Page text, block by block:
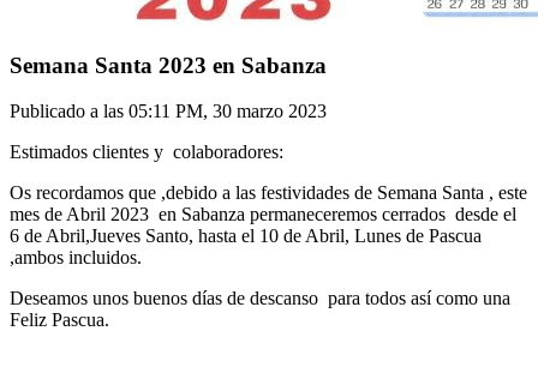
Semana Santa 2023 en Sabanza
Publicado a las 05:11 PM, 30 marzo 2023
Estimados clientes y colaboradores:
Os recordamos que ,debido a las festividades de Semana Santa , este
mes de Abril 2023 en Sabanza permaneceremos cerrados desde el
6 de Abril,Jueves Santo, hasta el 10 de Abril, Lunes de Pascua
,ambos incluidos.
Deseamos unos buenos días de descanso para todos así como una
Feliz Pascua.